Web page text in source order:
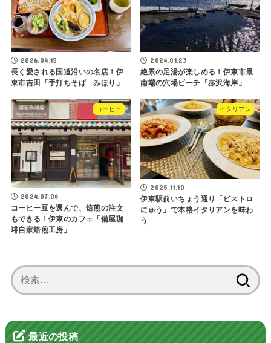
2026.04.15
長く愛される国道沿いの名店！伊
東市吉田「手打ちそば みほり」
2024.01.23
絶景の足湯が楽しめる！伊東市最
南端の穴場ビーチ「赤沢海岸」
コーヒー
2024.07.06
コーヒー豆を選んで、焙煎の注文
もできる！伊東のカフェ「備屋珈
琲自家焙煎工房」
イタリアン
2025.11.10
伊東駅前いちょう通り「ビストロ
にゅう」で本格イタリアンを味わ
う
索:
最近の投稿